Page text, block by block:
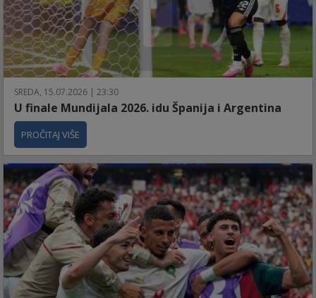
SREDA, 15.07.2026 | 23:30
U finale Mundijala 2026. idu Španija i Argentina
PROČITAJ VIŠE